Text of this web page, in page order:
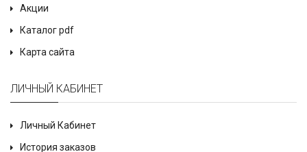
Акции
Каталог pdf
Карта сайта
ЛИЧНЫЙ КАБИНЕТ
Личный Кабинет
История заказов